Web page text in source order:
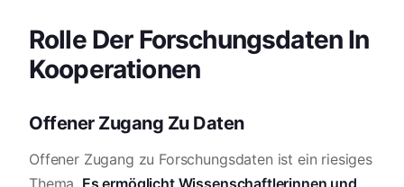
Rolle Der Forschungsdaten In
Kooperationen
Offener Zugang Zu Daten
Offener Zugang zu Forschungsdaten ist ein riesiges
Thema. Es ermöglicht Wissenschaftlerinnen und